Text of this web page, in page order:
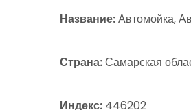
Название:Автомойка,
Страна:Самарская
Индекс: 446202